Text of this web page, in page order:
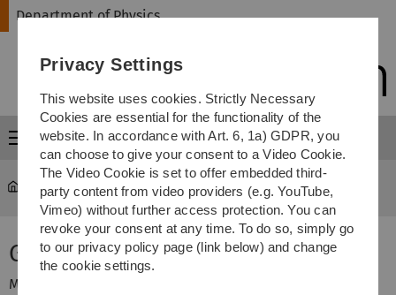
Skip
Skip
Skip
Skip
Department of Physics
Menu
Department of Physics ... Grundpraktikum Physik
G-Modul – dynamisch
Messung des Schubmoduls von verschiedenen
Privacy Settings
This website uses cookies. Strictly Necessary
Cookies are essential for the functionality of the
website. In accordance with Art. 6, 1a) GDPR, you
can choose to give your consent to a Video Cookie.
The Video Cookie is set to offer embedded third-
party content from video providers (e.g. YouTube,
Vimeo) without further access protection. You can
revoke your consent at any time. To do so, simply go
to our privacy policy page (link below) and change
the cookie settings.